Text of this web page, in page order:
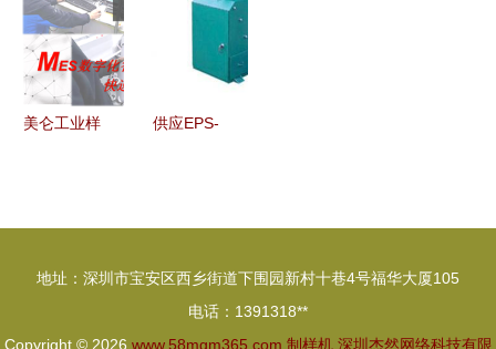
美仑工业样
展高光时刻
供应EPS-
设备_世界
工厂网中国
地址：深圳市宝安区西乡街道下围园新村十巷4号福华大厦105
电话：1391318**
Copyright © 2026 www.58mgm365.com 制样机 深圳杰然网络科技有限